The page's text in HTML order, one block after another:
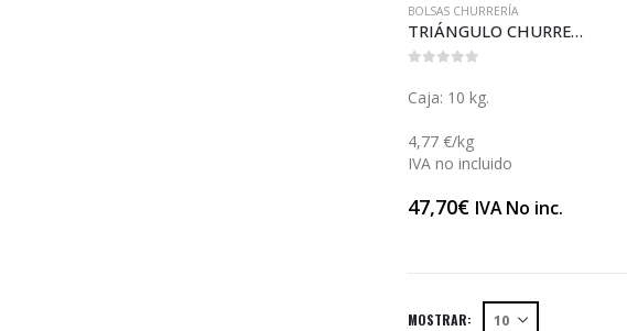
BOLSAS CHURRERÍA
TRIÁNGULO CHURRERÍA CUERO 250 (X112)
Caja: 10 kg.
4,77 €/kg
IVA no incluido
47,70€ IVA No inc.
MOSTRAR: